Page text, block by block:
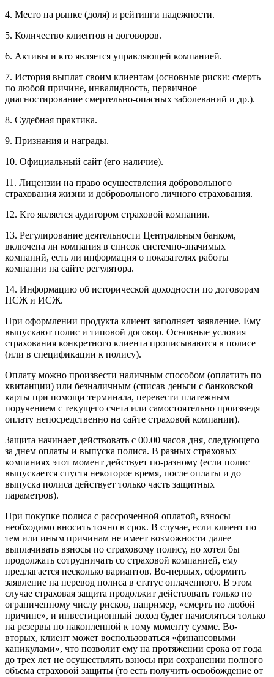
4. Место на рынке (доля) и рейтинги надежности.
5. Количество клиентов и договоров.
6. Активы и кто является управляющей компанией.
7. История выплат своим клиентам (основные риски: смерть
по любой причине, инвалидность, первичное
диагностирование смертельно-опасных заболеваний и др.).
8. Судебная практика.
9. Признания и награды.
10. Официальный сайт (его наличие).
11. Лицензии на право осуществления добровольного
страхования жизни и добровольного личного страхования.
12. Кто является аудитором страховой компании.
13. Регулирование деятельности Центральным банком,
включена ли компания в список системно-значимых
компаний, есть ли информация о показателях работы
компании на сайте регулятора.
14. Информацию об исторической доходности по договорам
НСЖ и ИСЖ.
При оформлении продукта клиент заполняет заявление. Ему
выпускают полис и типовой договор. Основные условия
страхования конкретного клиента прописываются в полисе
(или в спецификации к полису).
Оплату можно произвести наличным способом (оплатить по
квитанции) или безналичным (списав деньги с банковской
карты при помощи терминала, перевести платежным
поручением с текущего счета или самостоятельно произведя
оплату непосредственно на сайте страховой компании).
Защита начинает действовать с 00.00 часов дня, следующего
за днем оплаты и выпуска полиса. В разных страховых
компаниях этот момент действует по-разному (если полис
выпускается спустя некоторое время, после оплаты и до
выпуска полиса действует только часть защитных
параметров).
При покупке полиса с рассроченной оплатой, взносы
необходимо вносить точно в срок. В случае, если клиент по
тем или иным причинам не имеет возможности далее
выплачивать взносы по страховому полису, но хотел бы
продолжать сотрудничать со страховой компанией, ему
предлагается несколько вариантов. Во-первых, оформить
заявление на перевод полиса в статус оплаченного. В этом
случае страховая защита продолжит действовать только по
ограниченному числу рисков, например, «смерть по любой
причине», и инвестиционный доход будет начисляться только
на резервы по накопленной к тому моменту сумме. Во-
вторых, клиент может воспользоваться «финансовыми
каникулами», что позволит ему на протяжении срока от года
до трех лет не осуществлять взносы при сохранении полного
объема страховой защиты (то есть получить освобождение от